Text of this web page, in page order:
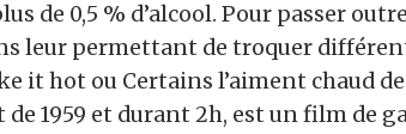
de 0,5 % d’alcool. Pour passer
leur permettant de troquer
it hot ou Certains l’aiment chaud
1959 et durant 2h, est un film de